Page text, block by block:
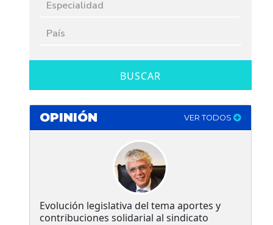
BUSCAR
OPINIÓN VER TODOS
Evolución legislativa del tema aportes y
contribuciones solidarial al sindicato